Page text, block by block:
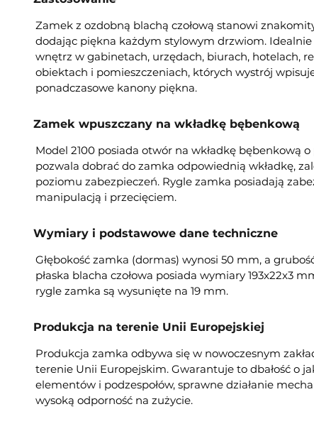
Zamek z ozdobną blachą czołową stanowi
dodając piękna każdym stylowym drzwiom.
wnętrz w gabinetach, urzędach, biurach, hotelach,
obiektach i pomieszczeniach, których wystrój
ponadczasowe kanony piękna.
Zamek wpuszczany na wkładkę bębenkową
Model 2100 posiada otwór na wkładkę bębenkową
pozwala dobrać do zamka odpowiednią wkładkę,
poziomu zabezpieczeń. Rygle zamka posiadają
manipulacją i przecięciem.
Wymiary i podstawowe dane techniczne
Głębokość zamka (dormas) wynosi 50 mm, a
płaska blacha czołowa posiada wymiary 193x22x3
rygle zamka są wysunięte na 19 mm.
Produkcja na terenie Unii Europejskiej
Produkcja zamka odbywa się w nowoczesnym
terenie Unii Europejskim. Gwarantuje to dbałość o
elementów i podzespołów, sprawne działanie
wysoką odporność na zużycie.